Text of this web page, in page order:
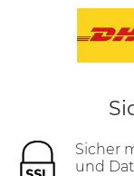
Sicher
und